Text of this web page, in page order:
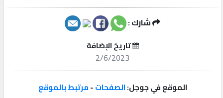
إتصل
شارك :
تاريخ الإضافة
2/6/2023
الموقع في جوجل:الصفحات-مرتبط بالموقع